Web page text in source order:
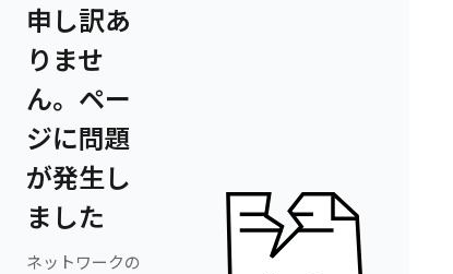
申し訳あ
りませ
ん。ペー
ジに問題
が発生し
ました
ネットワークの